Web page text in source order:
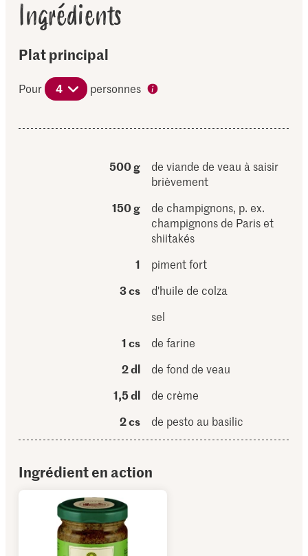
Ingrédients
Plat principal
Pour 4 personnes
500 g
de viande de veau à saisir
brièvement
150 g
de champignons, p. ex.
champignons de Paris et
shiitakés
1
piment fort
3 cs
d'huile de colza
sel
1 cs
de farine
2 dl
de fond de veau
1,5 dl
de crème
2 cs
de pesto au basilic
Ingrédient en action